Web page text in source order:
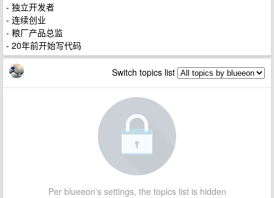
- 独立开发者
- 连续创业
- 粮厂产品总监
- 20年前开始写代码
Switch topics list
Per blueeon's settings, the topics list is hidden